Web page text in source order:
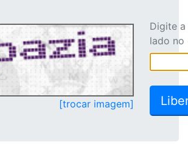
[trocar imagem]
Digite
lado no